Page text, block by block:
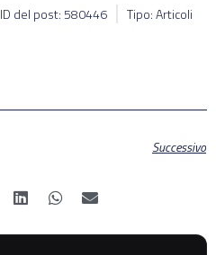
ID del post: 580446 Tipo: Articoli
Successivo